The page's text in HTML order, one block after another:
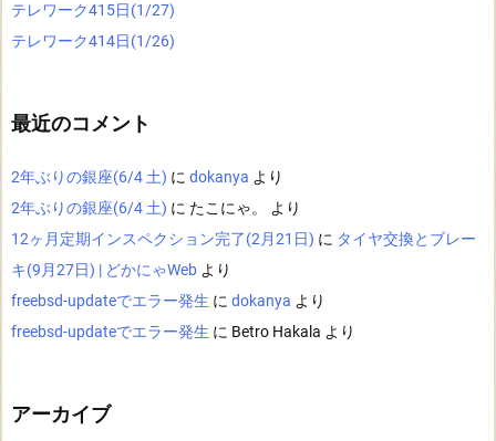
テレワーク415日(1/27)
テレワーク414日(1/26)
最近のコメント
2年ぶりの銀座(6/4 土) に dokanya より
2年ぶりの銀座(6/4 土) に たこにゃ。
より
12ヶ月定期インスペクション完了(2月21日) に タイヤ交換とブレー
キ(9月27日) | どかにゃWeb より
freebsd-updateでエラー発生 に dokanya より
freebsd-updateでエラー発生 に Betro Hakala より
アーカイブ